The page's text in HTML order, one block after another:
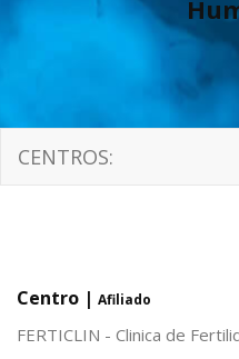
CENTROS:
Centro | Afiliado
FERTICLIN - Clinica de